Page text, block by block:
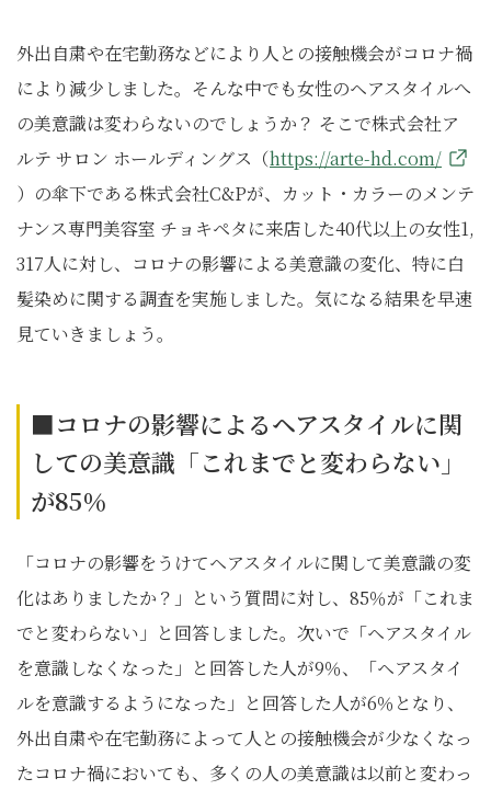
外出自粛や在宅勤務などにより人との接触機会がコロナ禍
により減少しました。そんな中でも女性のヘアスタイルへ
の美意識は変わらないのでしょうか？ そこで株式会社ア
ルテ サロン ホールディングス（https://arte-hd.com/
）の傘下である株式会社C&Pが、カット・カラーのメンテ
ナンス専門美容室 チョキペタに来店した40代以上の女性1,
317人に対し、コロナの影響による美意識の変化、特に白
髪染めに関する調査を実施しました。気になる結果を早速
見ていきましょう。
■コロナの影響によるヘアスタイルに関
しての美意識「これまでと変わらない」
が85％
「コロナの影響をうけてヘアスタイルに関して美意識の変
化はありましたか？」という質問に対し、85％が「これま
でと変わらない」と回答しました。次いで「ヘアスタイル
を意識しなくなった」と回答した人が9％、「ヘアスタイ
ルを意識するようになった」と回答した人が6％となり、
外出自粛や在宅勤務によって人との接触機会が少なくなっ
たコロナ禍においても、多くの人の美意識は以前と変わっ